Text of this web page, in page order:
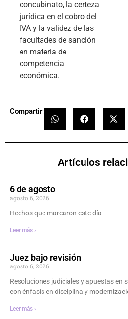
concubinato, la certeza
jurídica en el cobro del
IVA y la validez de las
facultades de sanción
en materia de
competencia
económica.
Compartir:
Artículos
6 de agosto
agosto 6, 2026
Hechos que marcaron este día
Leer más ›
Juez bajo revisión
agosto 6, 2026
Resoluciones judiciales y apuestas en
con énfasis en disciplina y
Leer más ›